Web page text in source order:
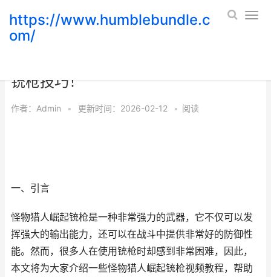
https://www.humblebundle.c
om/
铳枪技巧！
作者： Admin • 更新时间：2026-02-12 • 阅读
一、引言
怪物猎人崛起铳枪是一种非常强力的武器，它不仅可以发
挥强大的输出能力，还可以在战斗中提供非常好的防御性
能。然而，很多人在使用铳枪时却感到非常困难，因此，
本文将为大家介绍一些怪物猎人崛起铳枪视频教程，帮助